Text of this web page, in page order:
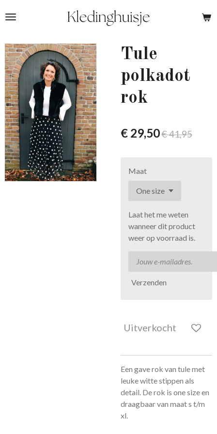
direct
de
hoofdinhoud
Tule
polkadot
rok
€ 29,50€ 41,95
Maat
Laat het me weten
wanneer dit product
weer op voorraad is.
Verzenden
Uitverkocht
Een gave rok van tule met
leuke witte stippen als
detail. De rok is one size en
draagbaar van maat s t/m
xl.